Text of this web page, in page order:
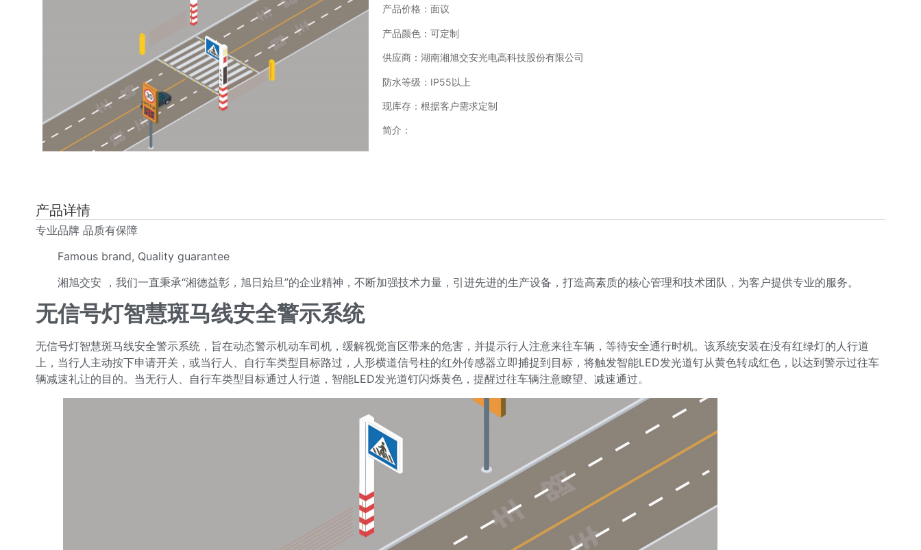
产品价格：面议
产品颜色：可定制
供应商：湖南湘旭交安光电高科技股份有限公司
防水等级：IP55以上
现库存：根据客户需求定制
简介：
产品详情
专业品牌 品质有保障
Famous brand, Quality guarantee
湘旭交安 ，我们一直秉承“湘德益彰，旭日始旦”的企业精神，不断加强技术力量，引进先进的生产设备，打造高素质的核心管理和技术团队，为客户提供专业的服务。
无信号灯智慧斑马线安全警示系统
无信号灯智慧斑马线安全警示系统，旨在动态警示机动车司机，缓解视觉盲区带来的危害，并提示行人注意来往车辆，等待安全通行时机。该系统安装在没有红绿灯的人行道
上，当行人主动按下申请开关，或当行人、自行车类型目标路过，人形横道信号柱的红外传感器立即捕捉到目标，将触发智能LED发光道钉从黄色转成红色，以达到警示过往车
辆减速礼让的目的。当无行人、自行车类型目标通过人行道，智能LED发光道钉闪烁黄色，提醒过往车辆注意瞭望、减速通过。